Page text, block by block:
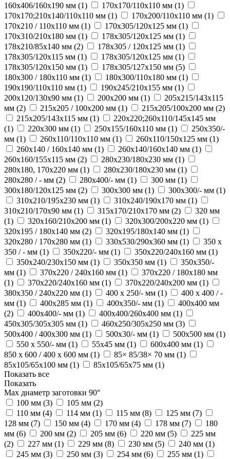
160х406/160х190 мм (1) 170х170/110х110 мм (1)
170х170;210х140/110х110 мм (1) 170х200/110х110 мм (1)
170х210 / 110х110 мм (1) 170х305/120х125 мм (1)
170х310/210x180 мм (1) 178x305/120x125 мм (1)
178х210/85х140 мм (2) 178х305 / 120х125 мм (1)
178х305/120х115 мм (1) 178х305/120х125 мм (1)
178х305/120х150 мм (1) 178х305/127х150 мм (5)
180х300 / 180х110 мм (1) 180х300/110х180 мм (1)
190х190/110х110 мм (1) 190х245/210х155 мм (1)
200х120/130х90 мм (1) 200х200 мм (1)
205х215/143х115
мм (2) 215x205 / 100x200 мм (1) 215х205/100х200 мм (2)
215х205/143х115 мм (1)
220х220;260х110/145х145 мм
(1) 220х300 мм (1) 250х155/160х110 мм (1)
250х350/-
мм (1) 260х110/110х110 мм (1) 260х110/150х125 мм (1)
260х140 / 160х140 мм (1) 260х140/160x140 мм (1)
260х160/155х115 мм (2) 280x230/180x230 мм (1)
280х180, 170х220 мм (1) 280х230/180x230 мм (1)
280х280 / - мм (2) 280х400/- мм (1) 300 мм (1)
300х180/120х125 мм (2) 300х300 мм (1) 300х300/- мм (1)
310x210/195x230 мм (1) 310x240/190x170 мм (1)
310х210/170х90 мм (1) 315х170/210х170 мм (2)
320 мм
(1) 320x160/210x200 мм (1) 320x300/200х220 мм (1)
320х195 / 180х140 мм (2) 320х195/180х140 мм (1)
320х280 / 170x280 мм (1) 330х530/290х360 мм (1)
350 х
350 / - мм (1) 350х220/- мм (1) 350х220/240х160 мм (1)
350х240/230х150 мм (1) 350х350 мм (1)
350х350/-
мм (1) 370x220 / 240x160 мм (1)
370х220 / 180х180 мм
(1) 370х220/240х160 мм (1) 370х220/240х200 мм (1)
380x350 / 240х220 мм (1) 400 х 250/- мм (1)
400 х 400 / -
мм (1) 400х285 мм (1) 400х350/- мм (1)
400х400 мм
(2) 400х400/- мм (1) 400х400/260х400 мм (1)
450х305/305х305 мм (1) 460х250/305х250 мм (3)
500x400 / 400х300 мм (1) 500х30/- мм (1) 500х500 мм (1)
550 х 550/- мм (1) 55х45 мм (1) 600х400 мм (1)
850 х 600 / 400 х 600 мм (1) 85× 85/38× 70 мм (1)
85х105/65х100 мм (1) 85х105/65х75 мм (1)
Показать все
Показать
Max диаметр заготовки 90°
100 мм (3) 105 мм (2)
110 мм (4) 114 мм (1) 115 мм (8) 125 мм (7)
128 мм (7) 150 мм (4) 170 мм (4) 178 мм (7)
180
мм (6) 200 мм (2) 205 мм (6) 220 мм (5)
225 мм
(2) 227 мм (1) 229 мм (8) 230 мм (5) 240 мм (1)
245 мм (3) 250 мм (3) 254 мм (6) 255 мм (1)